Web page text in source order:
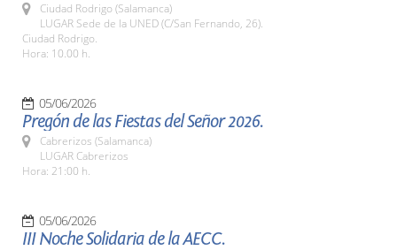
Ciudad Rodrigo (Salamanca)
LUGAR Sede de la UNED (C/San Fernando, 26).
Ciudad Rodrigo.
Hora: 10.00 h.
05/06/2026
Pregón de las Fiestas del Señor 2026.
Cabrerizos (Salamanca)
LUGAR Cabrerizos
Hora: 21:00 h.
05/06/2026
III Noche Solidaria de la AECC.